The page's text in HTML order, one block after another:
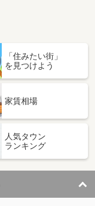
「住みたい街」
を見つけよう
家賃相場
人気タウン
ランキング